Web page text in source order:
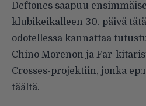
Deftones saapuu
klubikeikalleen 30. päivä
odotellessa kannattaa
Chino Morenon ja Far-
Crosses-projektiin, jonka
täältä.